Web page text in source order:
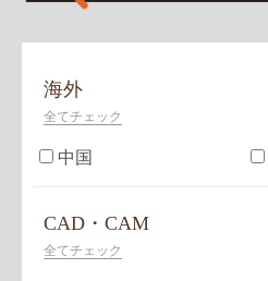
海外
全てチェック
中国
CAD・CAM
全てチェック